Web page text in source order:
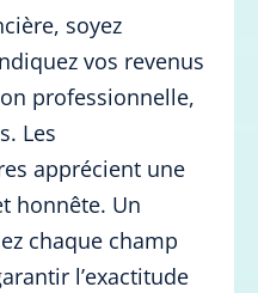
soyez
vos revenus
professionnelle,
Les
apprécient une
honnête. Un
chaque champ
l’exactitude